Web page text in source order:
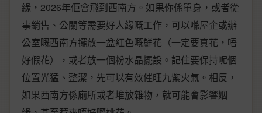
緣，2026年佢會飛到西南方。如果你係單身，或者從
事銷售、公關等需要好人緣嘅工作，可以喺屋企或辦
公室嘅西南方擺放一盆紅色嘅鮮花（一定要真花，唔
好假花），或者放一個粉水晶擺設。記住要保持呢個
位置光猛、整潔，先可以有效催旺九紫火氣。相反，
如果西南方係廁所或者堆放雜物，就可能會影響姻